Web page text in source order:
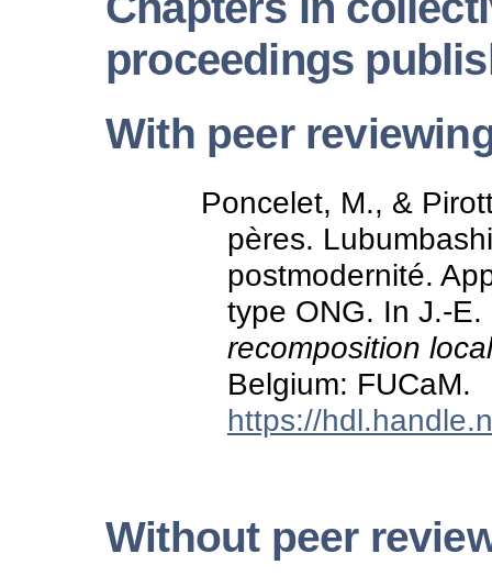
proceedings
With peer
Poncelet, M., &
pères.
postmodernité.
type ONG. In J.-
recomposition
Belgium: FUCaM.
https://
Without peer